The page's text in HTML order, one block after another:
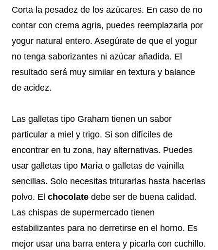
Corta la pesadez de los azúcares. En caso de no
contar con crema agria, puedes reemplazarla por
yogur natural entero. Asegúrate de que el yogur
no tenga saborizantes ni azúcar añadida. El
resultado será muy similar en textura y balance
de acidez.
Las galletas tipo Graham tienen un sabor
particular a miel y trigo. Si son difíciles de
encontrar en tu zona, hay alternativas. Puedes
usar galletas tipo María o galletas de vainilla
sencillas. Solo necesitas triturarlas hasta hacerlas
polvo. El chocolate debe ser de buena calidad.
Las chispas de supermercado tienen
estabilizantes para no derretirse en el horno. Es
mejor usar una barra entera y picarla con cuchillo.